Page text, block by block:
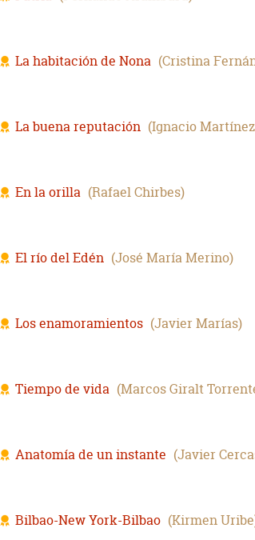
La habitación de Nona Cristina
La buena reputación Ignacio
En la orilla Rafael Chirbes
El río del Edén José María Merino
Los enamoramientos Javier Marías
Tiempo de vida Marcos Giralt
Anatomía de un instante Javier
Bilbao-New York-Bilbao Kirmen Uribe